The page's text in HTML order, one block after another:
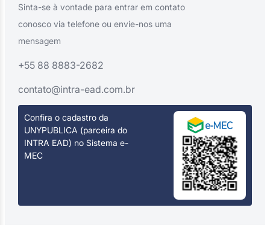
Sinta-se à vontade para entrar em contato
conosco via telefone ou envie-nos uma
mensagem
+55 88 8883-2682
contato@intra-ead.com.br
Confira o cadastro da
UNYPUBLICA (parceira do
INTRA EAD) no Sistema e-
MEC